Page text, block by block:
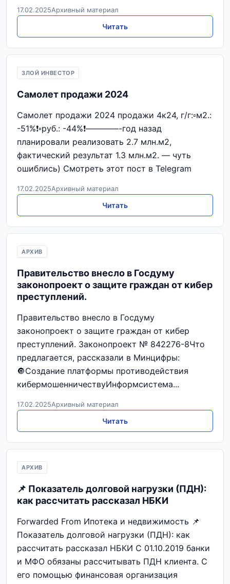
17.02.2025Архивный материал
Читать
ЗЛОЙ ИНВЕСТОР
Самолет продажи 2024
Самолет продажи 2024 продажи 4к24, г/г:▫️м2.:
-51%❗▫️руб.: -44%❗————-год назад
планировали реализовать 2.7 млн.м2,
фактический результат 1.3 млн.м2. — чуть
ошиблись) Смотреть этот пост в Telegram
17.02.2025Архивный материал
Читать
АРХИВ
Правительство внесло в Госдуму
законопроект о защите граждан от кибер
преступлений.
Правительство внесло в Госдуму
законопроект о защите граждан от кибер
преступлений. Законопроект № 842276-8Что
предлагается, рассказали в Минцифры:
🔘Создание платформы противодействия
кибермошенничествуИнформсистема...
17.02.2025Архивный материал
Читать
АРХИВ
📌 Показатель долговой нагрузки (ПДН):
как рассчитать рассказал НБКИ
Forwarded From Ипотека и недвижимость 📌
Показатель долговой нагрузки (ПДН): как
рассчитать рассказал НБКИ С 01.10.2019 банки
и МФО обязаны рассчитывать ПДН клиента. С
его помощью финансовая организация